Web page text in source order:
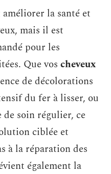
la santé et
mais il est
pour les
Que vos cheveux
de décolorations
du fer à lisser, ou
de soin régulier, ce
ciblée et
à la réparation des
également la